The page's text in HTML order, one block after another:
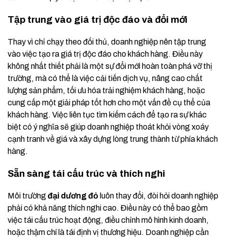
Tập trung vào giá trị độc đáo và đổi mới
Thay vì chỉ chạy theo đối thủ, doanh nghiệp nên tập trung
vào việc tạo ra giá trị độc đáo cho khách hàng. Điều này
không nhất thiết phải là một sự đổi mới hoàn toàn phá vỡ thị
trường, mà có thể là việc cải tiến dịch vụ, nâng cao chất
lượng sản phẩm, tối ưu hóa trải nghiệm khách hàng, hoặc
cung cấp một giải pháp tốt hơn cho một vấn đề cụ thể của
khách hàng. Việc liên tục tìm kiếm cách để tạo ra sự khác
biệt có ý nghĩa sẽ giúp doanh nghiệp thoát khỏi vòng xoáy
cạnh tranh về giá và xây dựng lòng trung thành từ phía khách
hàng.
Sẵn sàng tái cấu trúc và thích nghi
Môi trường đại dương đỏ luôn thay đổi, đòi hỏi doanh nghiệp
phải có khả năng thích nghi cao. Điều này có thể bao gồm
việc tái cấu trúc hoạt động, điều chỉnh mô hình kinh doanh,
hoặc thậm chí là tái định vị thương hiệu. Doanh nghiệp cần